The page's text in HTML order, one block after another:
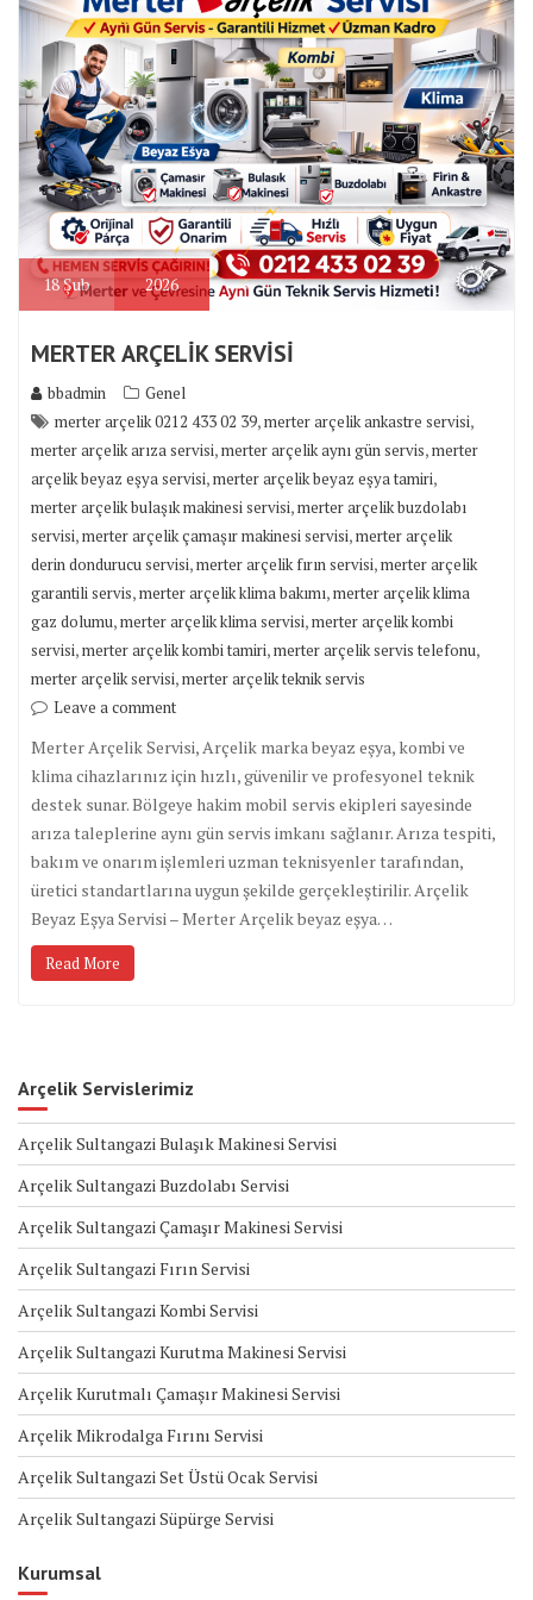
18Şub 2026
MERTER ARÇELİK SERVİSİ
bbadmin
Genel
merter arçelik 0212 433 02 39,merter arçelik ankastre servisi,
merter arçelik arıza servisi,merter arçelik aynı gün servis,merter
arçelik beyaz eşya servisi,merter arçelik beyaz eşya tamiri,
merter arçelik bulaşık makinesi servisi,merter arçelik buzdolabı
servisi,merter arçelik çamaşır makinesi servisi,merter arçelik
derin dondurucu servisi,merter arçelik fırın servisi,merter arçelik
garantili servis,merter arçelik klima bakımı,merter arçelik klima
gaz dolumu,merter arçelik klima servisi,merter arçelik kombi
servisi,merter arçelik kombi tamiri,merter arçelik servis telefonu,
merter arçelik servisi,merter arçelik teknik servis
Leave a comment
Merter Arçelik Servisi, Arçelik marka beyaz eşya, kombi ve
klima cihazlarınız için hızlı, güvenilir ve profesyonel teknik
destek sunar. Bölgeye hakim mobil servis ekipleri sayesinde
arıza taleplerine aynı gün servis imkanı sağlanır. Arıza tespiti,
bakım ve onarım işlemleri uzman teknisyenler tarafından,
üretici standartlarına uygun şekilde gerçekleştirilir. Arçelik
Beyaz Eşya Servisi – Merter Arçelik beyaz eşya…
Read More
Arçelik Servislerimiz
Arçelik Sultangazi Bulaşık Makinesi Servisi
Arçelik Sultangazi Buzdolabı Servisi
Arçelik Sultangazi Çamaşır Makinesi Servisi
Arçelik Sultangazi Fırın Servisi
Arçelik Sultangazi Kombi Servisi
Arçelik Sultangazi Kurutma Makinesi Servisi
Arçelik Kurutmalı Çamaşır Makinesi Servisi
Arçelik Mikrodalga Fırını Servisi
Arçelik Sultangazi Set Üstü Ocak Servisi
Arçelik Sultangazi Süpürge Servisi
Kurumsal